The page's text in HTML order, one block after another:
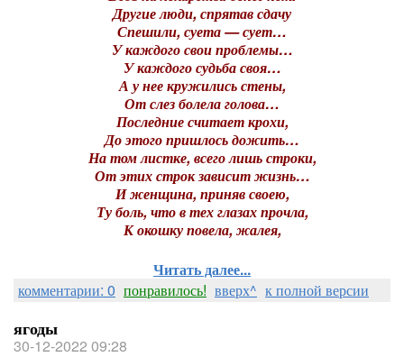
Другие люди, спрятав сдачу
Спешили, суета — сует…
У каждого свои проблемы…
У каждого судьба своя…
А у нее кружились стены,
От слез болела голова…
Последние считает крохи,
До этого пришлось дожить…
На том листке, всего лишь строки,
От этих строк зависит жизнь…
И женщина, приняв своею,
Ту боль, что в тех глазах прочла,
К окошку повела, жалея,
Читать далее...
комментарии: 0 понравилось! вверх^ к полной версии
ягоды
30-12-2022 09:28